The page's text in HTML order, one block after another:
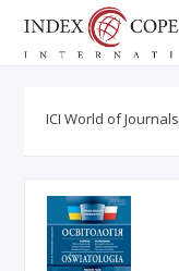
ICI World of Journals